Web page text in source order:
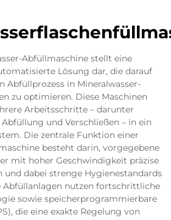
Abfüllmaschine stellt eine
Lösung dar, die darauf
Abfüllprozess in Mineralwasser-
zu optimieren. Diese Maschinen
Arbeitsschritte – darunter
und Verschließen – in ein
Die zentrale Funktion einer
besteht darin, vorgegebene
mit hoher Geschwindigkeit präzise
und dabei strenge Hygienestandards
Abfüllanlagen nutzen fortschrittliche
sowie speicherprogrammierbare
die eine exakte Regelung von